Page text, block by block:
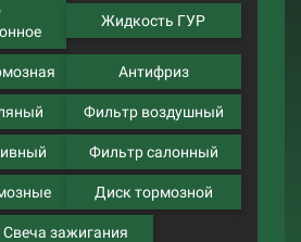
Жидкость ГУР
Антифриз
Фильтр воздушный
Фильтр салонный
Диск тормозной
Свеча зажигания